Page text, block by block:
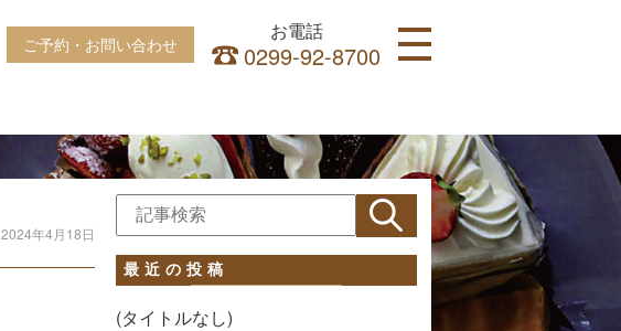
ご予約・お問い合わせ
お電話
0299-92-8700
INFORMATION
ITALIAN
CAKE
CONTACT
ACCESS
ITALIAN
2024年4月18日
最近の投稿
(タイトルなし)